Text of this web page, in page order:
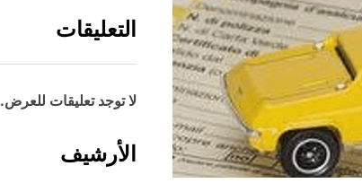
التعليقات
لا توجد تعليقات للعرض.
الأرشيف